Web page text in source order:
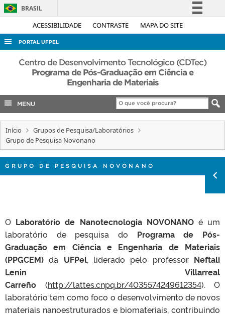
ACESSIBILIDADE CONTRASTE MAPA DO SITE
BRASIL
Simplifique!
Acesso à informação
Legislação
Canais
PORTAL UFPEL
ACESSO À INFORMAÇÃO
AUDITORIA
EDITAIS
INTERNACIONAL
Centro de Desenvolvimento Tecnológico (CDTec)
Programa de Pós-Graduação em Ciência e
Engenharia de Materiais
MENU
Início
Grupos de Pesquisa/Laboratórios
Grupo de Pesquisa Novonano
GRUPO DE PESQUISA NOVONANO
O Laboratório de Nanotecnologia NOVONANOé um
laboratório de pesquisa do Programa de Pós-
Graduação em Ciência e Engenharia de Materiais
(PPGCEM) da UFPel, liderado pelo professor Neftali
Lenin Villarreal
Carreño (http://lattes.cnpq.br/4035574249612354). O
laboratório tem como foco o desenvolvimento de novos
materiais nanoestruturados e biomateriais, contribuindo